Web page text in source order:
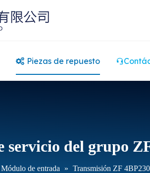
Piezas de repuesto
servicio del grupo
Módulo de entrada » Transmisión ZF